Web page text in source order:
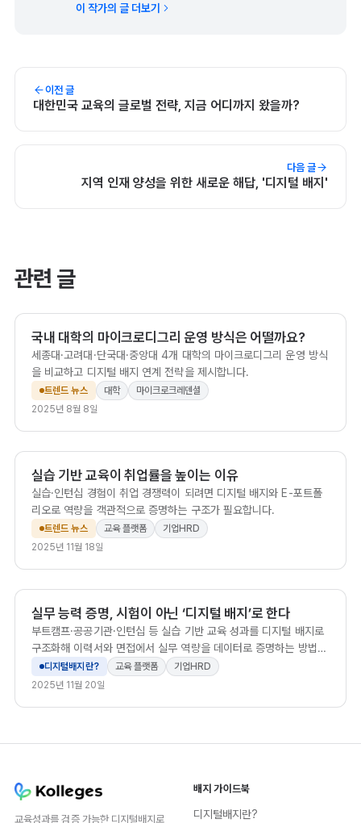
이 작가의 글 더보기
이전 글
대한민국 교육의 글로벌 전략, 지금 어디까지 왔을까?
다음 글
지역 인재 양성을 위한 새로운 해답, '디지털 배지'
관련 글
국내 대학의 마이크로디그리 운영 방식은 어떨까요?
세종대·고려대·단국대·중앙대 4개 대학의 마이크로디그리 운영 방식
을 비교하고 디지털 배지 연계 전략을 제시합니다.
트렌드 뉴스 대학
마이크로크레덴셜
2025년 8월 8일
실습 기반 교육이 취업률을 높이는 이유
실습·인턴십 경험이 취업 경쟁력이 되려면 디지털 배지와 E-포트폴
리오로 역량을 객관적으로 증명하는 구조가 필요합니다.
트렌드 뉴스 교육 플랫폼
기업HRD
2025년 11월 18일
실무 능력 증명, 시험이 아닌 ‘디지털 배지’로 한다
부트캠프·공공기관·인턴십 등 실습 기반 교육 성과를 디지털 배지로
구조화해 이력서와 면접에서 실무 역량을 데이터로 증명하는 방법을
소개합니다.
디지털배지란? 교육 플랫폼
기업HRD
2025년 11월 20일
교육성과를 검증 가능한 디지털배지로
배지 가이드북
디지털배지란?